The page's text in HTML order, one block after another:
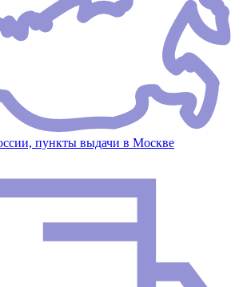
пункты выдачи в Москве